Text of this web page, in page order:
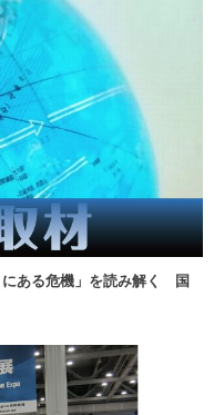
にある危機」を読み解く 国